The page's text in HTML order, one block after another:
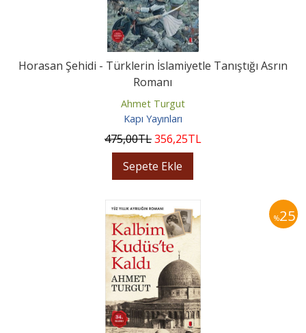
Horasan Şehidi - Türklerin İslamiyetle Tanıştığı Asrın
Romanı
Ahmet Turgut
Kapı Yayınları
475,00TL356,25TL
Sepete Ekle
%25